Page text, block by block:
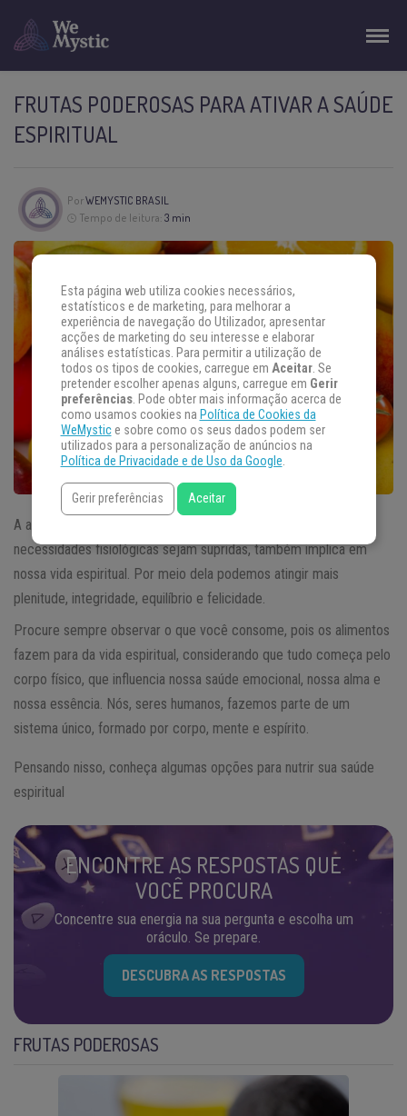
FRUTAS PODEROSAS PARA ATIVAR A SAÚDE
ESPIRITUAL
PorWEMYSTIC BRASIL
Tempo de leitura: 3 min
A alimentação, além de ser um hábito que permite que nossas
necessidades fisiológicas sejam supridas, também implica em
nossa vida espiritual. Por meio dela podemos atingir mais
plenitude, integridade, equilíbrio e felicidade.
Procure sempre observar o que você consome, pois os alimentos
fazem para da vida espiritual, considerando que tudo começa pelo
corpo físico, que influencia nossa saúde emocional, nossa alma e
nossa essência. Nós, seres humanos, fazemos parte de um
sistema único, formado por corpo, mente e espírito.
Pensando nisso, conheça algumas opções para nutrir sua saúde
espiritual
ENCONTRE AS RESPOSTAS QUE
VOCÊ PROCURA
Concentre sua energia na sua pergunta e escolha um
oráculo. Se prepare.
DESCUBRA AS RESPOSTAS
FRUTAS PODEROSAS
Esta página web utiliza cookies necessários,
estatísticos e de marketing, para melhorar a
experiência de navegação do Utilizador, apresentar
acções de marketing do seu interesse e elaborar
análises estatísticas. Para permitir a utilização de
todos os tipos de cookies, carregue em Aceitar. Se
pretender escolher apenas alguns, carregue em Gerir
preferências. Pode obter mais informação acerca de
como usamos cookies na Política de Cookies da
WeMystice sobre como os seus dados podem ser
utilizados para a personalização de anúncios na
Política de Privacidade e de Uso da Google.
Gerir preferências Aceitar